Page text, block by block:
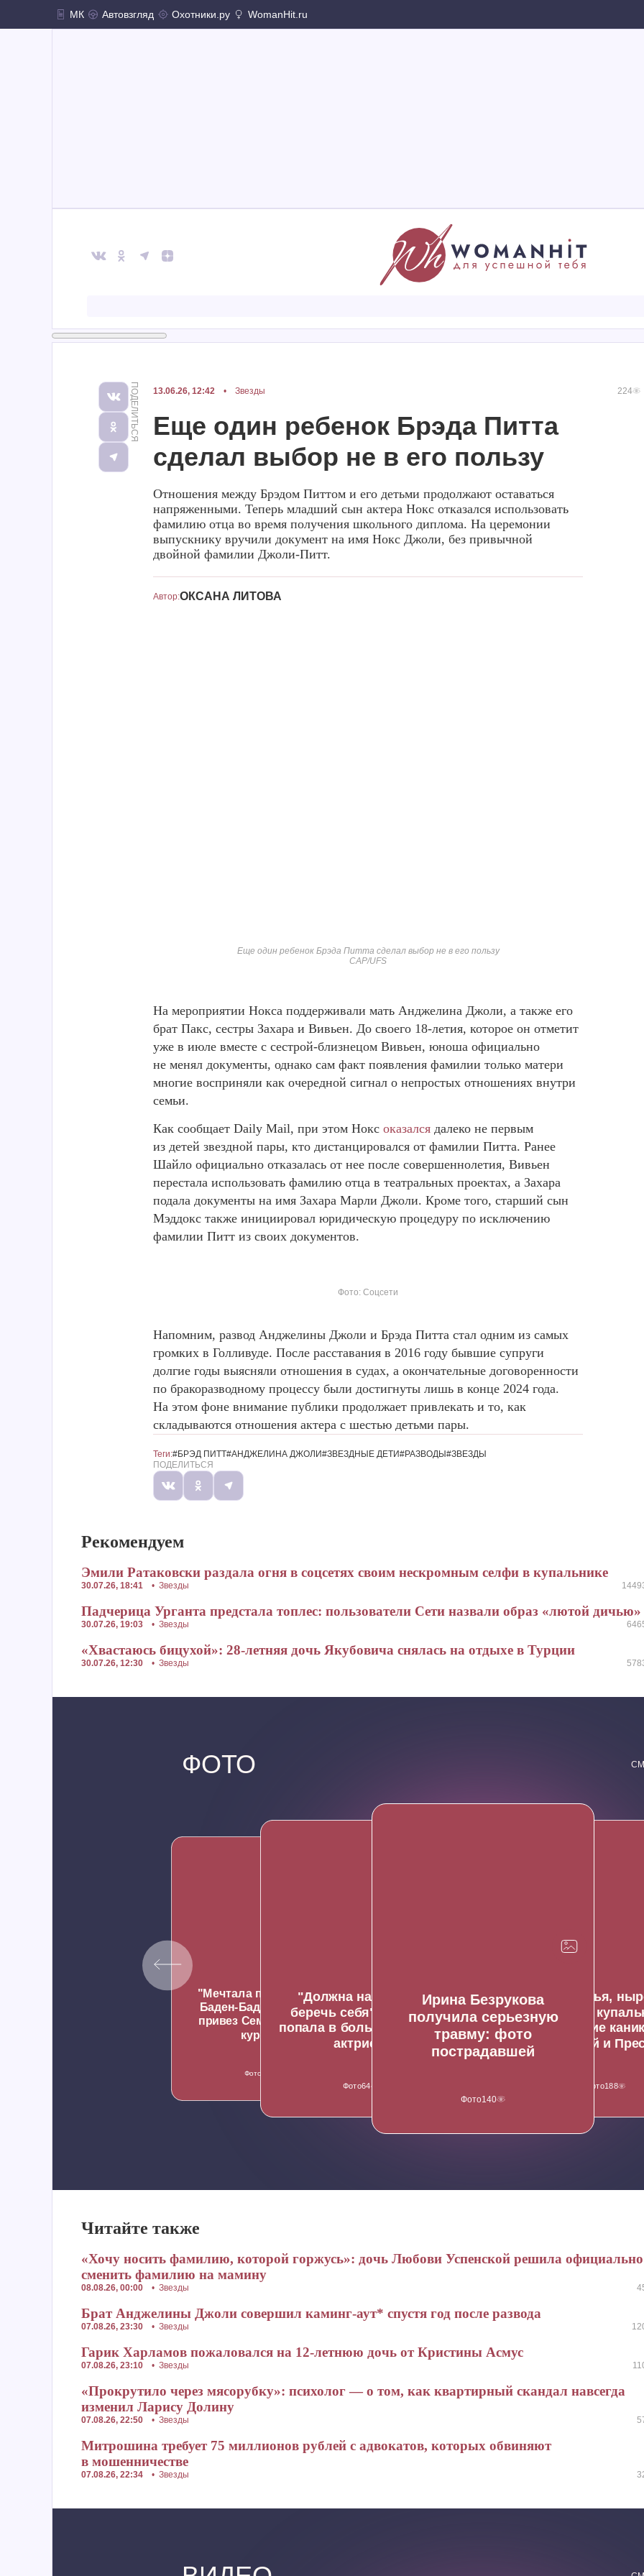
МК Автовзгляд Охотники.ру WomanHit.ru
ПОДЕЛИТЬСЯ 13.06.26, 12:42 • Звезды 224
Еще один ребенок Брэда Питта
сделал выбор не в его пользу
Отношения между Брэдом Питтом и его детьми продолжают оставаться
напряженными. Теперь младший сын актера Нокс отказался использовать
фамилию отца во время получения школьного диплома. На церемонии
выпускнику вручили документ на имя Нокс Джоли, без привычной
двойной фамилии Джоли-Питт.
Автор:ОКСАНА ЛИТОВА
Еще один ребенок Брэда Питта сделал выбор не в его пользу
CAP/UFS
На мероприятии Нокса поддерживали мать Анджелина Джоли, а также его
брат Пакс, сестры Захара и Вивьен. До своего 18-летия, которое он отметит
уже в июле вместе с сестрой-близнецом Вивьен, юноша официально
не менял документы, однако сам факт появления фамилии только матери
многие восприняли как очередной сигнал о непростых отношениях внутри
семьи.
Как сообщает Daily Mail, при этом Нокс оказался далеко не первым
из детей звездной пары, кто дистанцировался от фамилии Питта. Ранее
Шайло официально отказалась от нее после совершеннолетия, Вивьен
перестала использовать фамилию отца в театральных проектах, а Захара
подала документы на имя Захара Марли Джоли. Кроме того, старший сын
Мэддокс также инициировал юридическую процедуру по исключению
фамилии Питт из своих документов.
Фото: Соцсети
Напомним, развод Анджелины Джоли и Брэда Питта стал одним из самых
громких в Голливуде. После расставания в 2016 году бывшие супруги
долгие годы выясняли отношения в судах, а окончательные договоренности
по бракоразводному процессу были достигнуты лишь в конце 2024 года.
На этом фоне внимание публики продолжает привлекать и то, как
складываются отношения актера с шестью детьми пары.
Теги:#БРЭД ПИТТ#АНДЖЕЛИНА ДЖОЛИ#ЗВЕЗДНЫЕ ДЕТИ#РАЗВОДЫ #ЗВЕЗДЫ
ПОДЕЛИТЬСЯ
Рекомендуем
Эмили Ратаковски раздала огня в соцсетях своим нескромным селфи в купальнике
30.07.26, 18:41 • Звезды
Падчерица Урганта предстала топлес: пользователи Сети назвали образ «лютой дичью»
30.07.26, 19:03 • Звезды
«Хвастаюсь бицухой»: 28-летняя дочь Якубовича снялась на отдыхе в Турции
30.07.26, 12:30 • Звезды
ФОТО
"Мечтала посмотреть
Баден-Баден": жених
привез Семенович на
курорт
Фото
"Должна научиться
беречь себя": Здорик
попала в больницу. Фото
актрисы
Фото64
Ирина Безрукова
получила серьезную
травму: фото
пострадавшей
Фото140
Гранд-паэлья,
и фото в
испанские
Подольской и
Фото188
Читайте также
«Хочу носить фамилию, которой горжусь»: дочь Любови Успенской решила официально
сменить фамилию на мамину
08.08.26, 00:00 • Звезды
Брат Анджелины Джоли совершил каминг-аут* спустя год после развода
07.08.26, 23:30 • Звезды
Гарик Харламов пожаловался на 12-летнюю дочь от Кристины Асмус
07.08.26, 23:10 • Звезды
«Прокрутило через мясорубку»: психолог — о том, как квартирный скандал навсегда
изменил Ларису Долину
07.08.26, 22:50 • Звезды
Митрошина требует 75 миллионов рублей с адвокатов, которых обвиняют
в мошенничестве
07.08.26, 22:34 • Звезды